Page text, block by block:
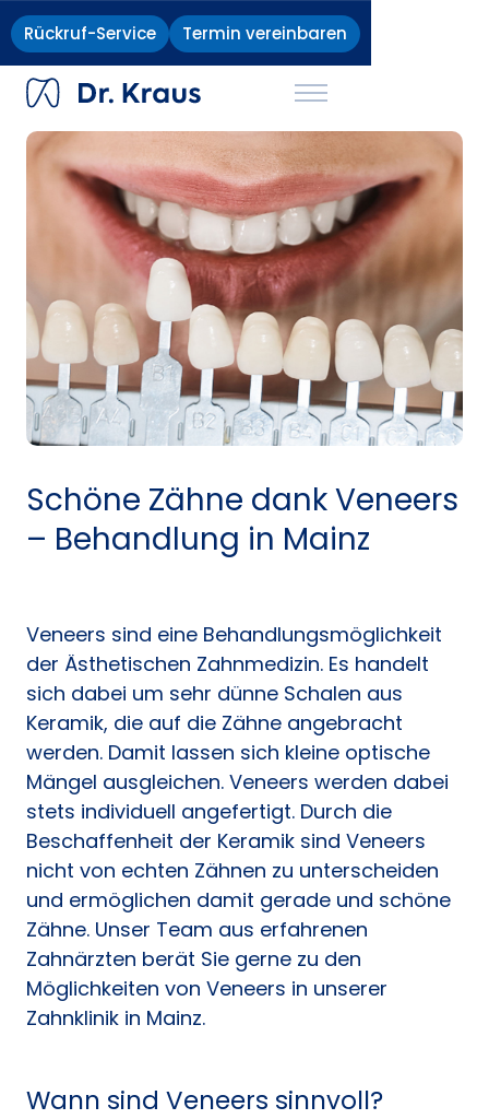
Zahnärzte Implantatklinik Karriere
Rückruf-Service Termin vereinbaren
Schöne Zähne dank Veneers
– Behandlung in Mainz
Veneers sind eine Behandlungsmöglichkeit
der Ästhetischen Zahnmedizin. Es handelt
sich dabei um sehr dünne Schalen aus
Keramik, die auf die Zähne angebracht
werden. Damit lassen sich kleine optische
Mängel ausgleichen. Veneers werden dabei
stets individuell angefertigt. Durch die
Beschaffenheit der Keramik sind Veneers
nicht von echten Zähnen zu unterscheiden
und ermöglichen damit gerade und schöne
Zähne. Unser Team aus erfahrenen
Zahnärzten berät Sie gerne zu den
Möglichkeiten von Veneers in unserer
Zahnklinik in Mainz.
Wann sind Veneers sinnvoll?